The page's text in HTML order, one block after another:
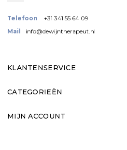
Telefoon
+31 341 55 64 09
Mail
info@dewijntherapeut.nl
KLANTENSERVICE
CATEGORIEËN
MIJN ACCOUNT